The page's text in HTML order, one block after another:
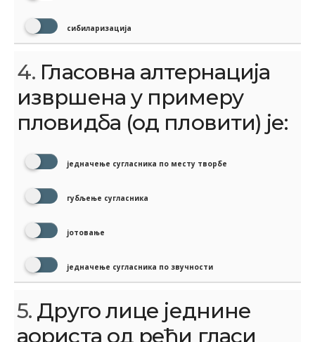
сибиларизација
4. Гласовна алтернација
извршена у примеру
пловидба (од пловити) је:
једначење сугласника по месту творбе
губљење сугласника
јотовање
једначење сугласника по звучности
5. Друго лице једнине
аориста од рећи гласи